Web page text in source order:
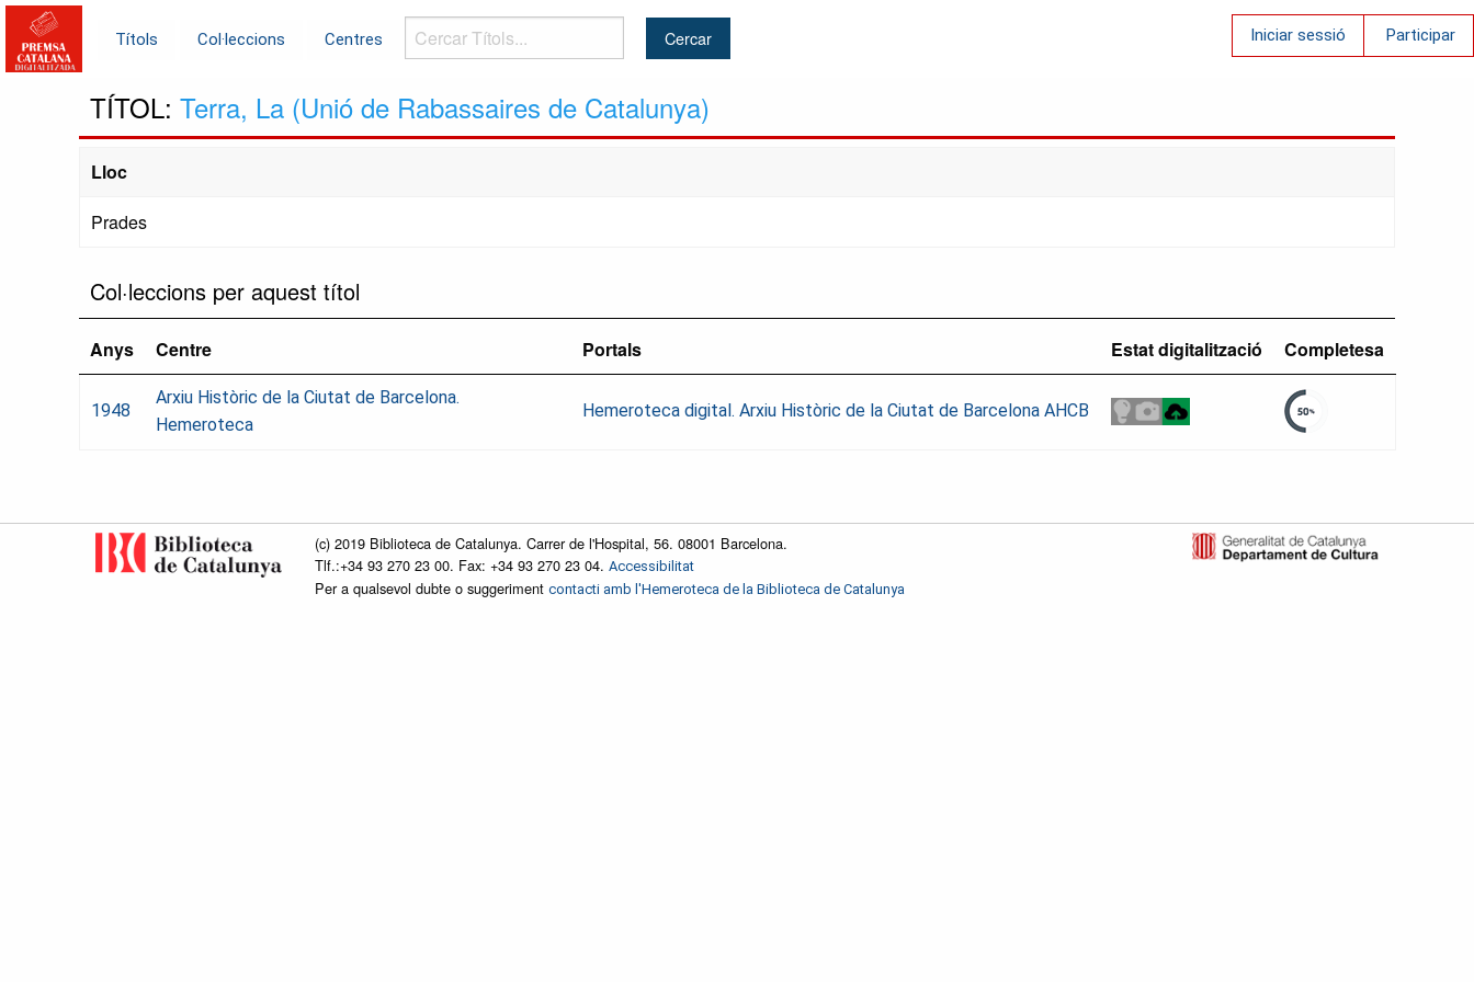
Títols Col·leccions Centres
Cercar
Títols...
Iniciar sessió Participar
TÍTOL: Terra, La (Unió de Rabassaires de Catalunya)
Lloc
Prades
Col·leccions per aquest títol
Anys Centre Portals Estat digitalització Completesa
1948
Arxiu Històric de la Ciutat de Barcelona.
Hemeroteca
Hemeroteca digital. Arxiu Històric de la Ciutat de Barcelona AHCB
(c) 2019 Biblioteca de Catalunya. Carrer de l'Hospital, 56. 08001 Barcelona.
Tlf.:+34 93 270 23 00. Fax: +34 93 270 23 04. Accessibilitat
Per a qualsevol dubte o suggeriment contacti amb l'Hemeroteca de la Biblioteca de Catalunya